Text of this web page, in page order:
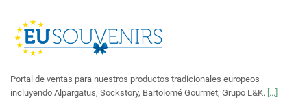
Portal de ventas para nuestros productos tradicionales europeos
incluyendo Alpargatus, Sockstory, Bartolomé Gourmet, Grupo L&K. [...]